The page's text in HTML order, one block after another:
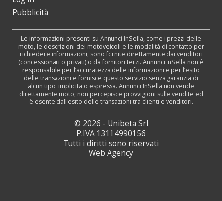
Pubblicità
Le informazioni presenti su Annunci InSella, come i prezzi delle
moto, le descrizioni dei motoveicoli e le modalità di contatto per
richiedere informazioni, sono fornite direttamente dai venditori
(concessionari o privati) o da fornitori terzi. Annunci InSella non è
responsabile per l’accuratezza delle informazioni e per l’esito
delle transazioni e fornisce questo servizio senza garanzia di
alcun tipo, implicita o espressa. Annunci InSella non vende
direttamente moto, non percepisce provvigioni sulle vendite ed
è esente dall’esito delle transazioni tra clienti e venditori.
© 2026 - Unibeta Srl
P.IVA 13114990156
Tutti i diritti sono riservati
Web Agency